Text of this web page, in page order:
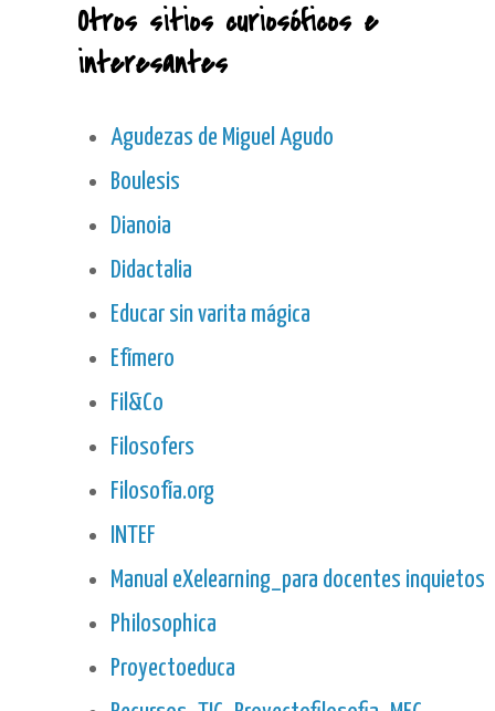
Otros sitios curiosóficos e
interesantes
Agudezas de Miguel Agudo
Boulesis
Dianoia
Didactalia
Educar sin varita mágica
Efímero
Fil&Co
Filosofers
Filosofía.org
INTEF
Manual eXelearning_para docentes inquietos
Philosophica
Proyectoeduca